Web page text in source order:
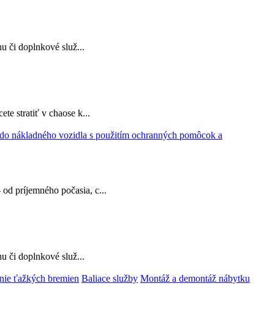
či doplnkové služ...
stratiť v chaose k...
príjemného počasia, c...
či doplnkové služ...
ťažkých bremien Baliace služby Montáž a demontáž nábytku